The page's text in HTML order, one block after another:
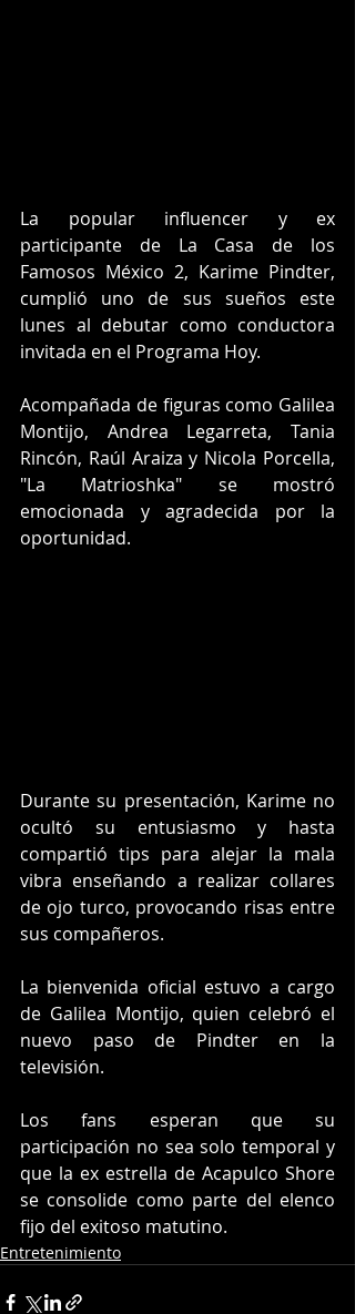
La popular influencer y ex
participante de La Casa de los
Famosos México 2, Karime Pindter,
cumplió uno de sus sueños este
lunes al debutar como conductora
invitada en el Programa Hoy.
Acompañada de figuras como Galilea
Montijo, Andrea Legarreta, Tania
Rincón, Raúl Araiza y Nicola Porcella,
"La Matrioshka" se mostró
emocionada y agradecida por la
oportunidad.
Durante su presentación, Karime no
ocultó su entusiasmo y hasta
compartió tips para alejar la mala
vibra enseñando a realizar collares
de ojo turco, provocando risas entre
sus compañeros.
La bienvenida oficial estuvo a cargo
de Galilea Montijo, quien celebró el
nuevo paso de Pindter en la
televisión.
Los fans esperan que su
participación no sea solo temporal y
que la ex estrella de Acapulco Shore
se consolide como parte del elenco
fijo del exitoso matutino.
Entretenimiento